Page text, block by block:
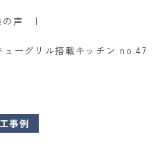
声
ーグリル搭載キッチン no.47
事例